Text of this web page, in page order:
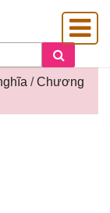
/Chương